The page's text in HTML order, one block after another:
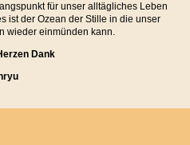
für unser alltägliches Leben
ist der Ozean der Stille in die unser
wieder einmünden kann.
Dank